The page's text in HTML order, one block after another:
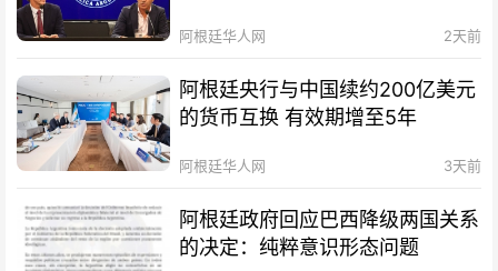
阿根廷华人网 2天前
阿根廷央行与中国续约200亿美元
的货币互换 有效期增至5年
阿根廷华人网 3天前
阿根廷政府回应巴西降级两国关系
的决定：纯粹意识形态问题